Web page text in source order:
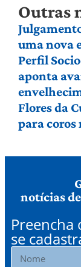
Outras
uma nova
Perfil
aponta
Flores da
para
notícias
se